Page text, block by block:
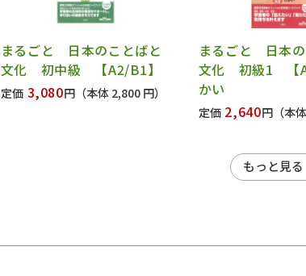
まるごと 日本のことばと
文化 初中級 【A2/B1】
定価 3,080円 （本体 2,800 円）
まるごと 日本
文化 初級1 【
かい
定価 2,640円 （本
もっと見る